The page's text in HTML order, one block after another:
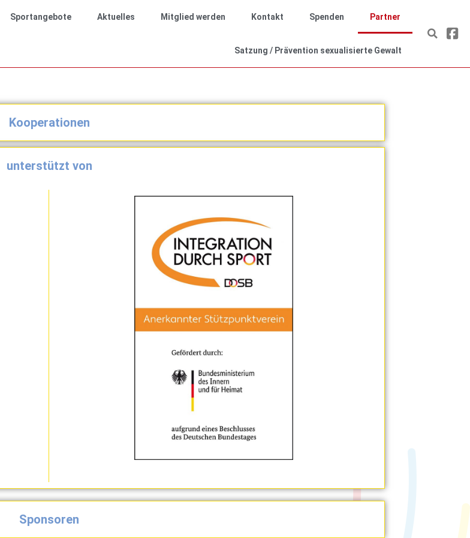
Sportangebote Aktuelles Mitglied werden Kontakt Spenden Partner
Satzung / Prävention sexualisierte Gewalt
Kooperationen
unterstützt von
Sponsoren